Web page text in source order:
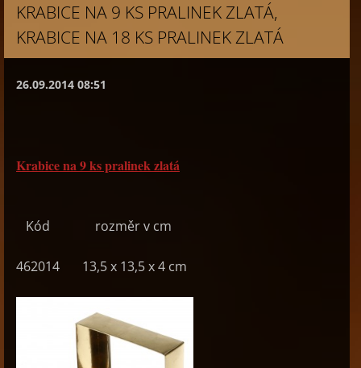
KRABICE NA 9 KS PRALINEK ZLATÁ,
KRABICE NA 18 KS PRALINEK ZLATÁ
26.09.2014 08:51
Krabice na 9 ks pralinek zlatá
Kód rozměr v cm
462014 13,5 x 13,5 x 4 cm